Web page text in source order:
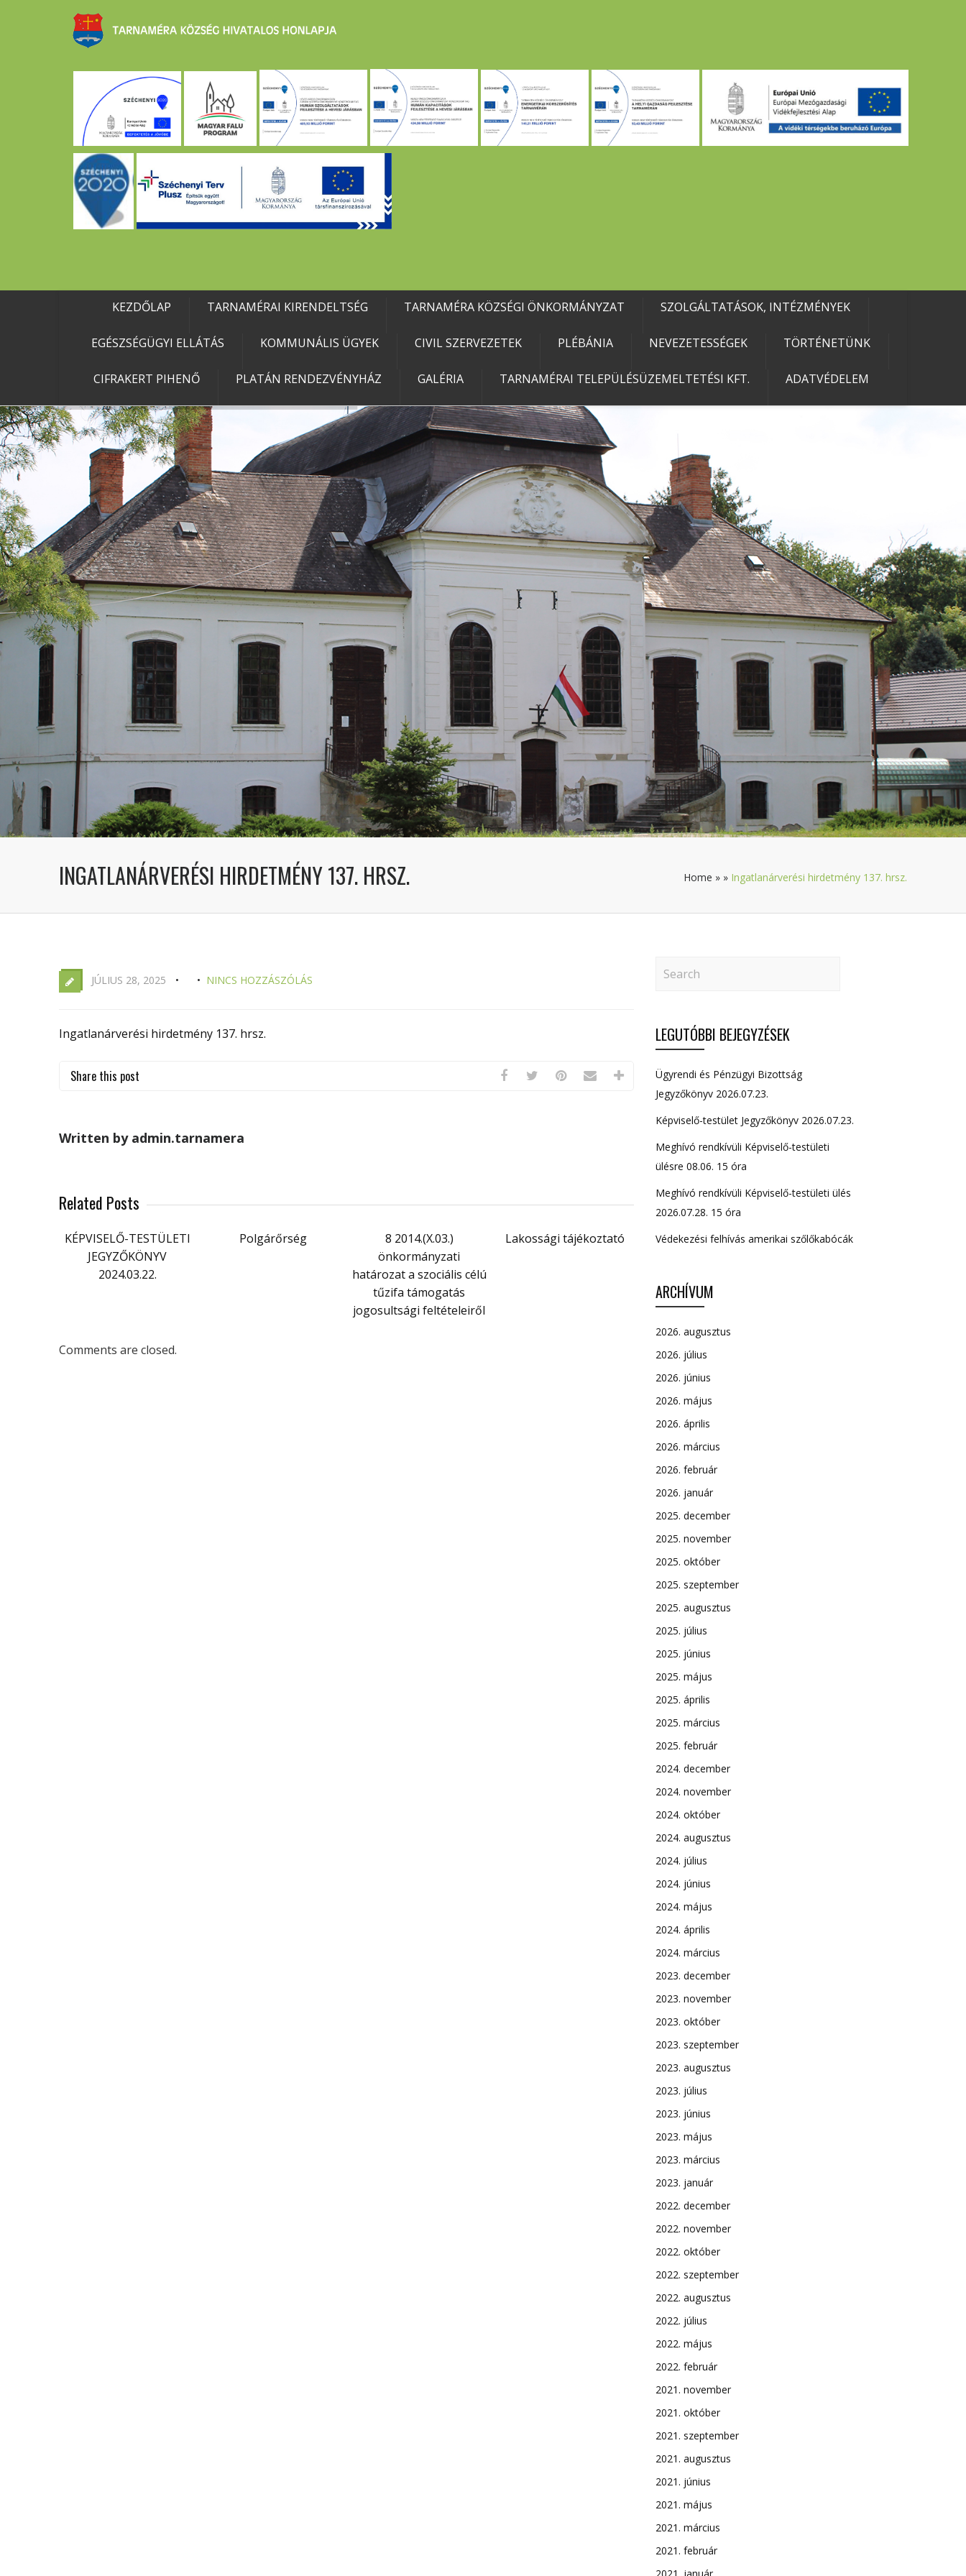
KEZDŐLAP TARNAMÉRAI KIRENDELTSÉG TARNAMÉRA KÖZSÉGI ÖNKORMÁNYZAT SZOLGÁLTATÁSOK, INTÉZMÉNYEK
EGÉSZSÉGÜGYI ELLÁTÁS KOMMUNÁLIS ÜGYEK CIVIL SZERVEZETEK PLÉBÁNIA NEVEZETESSÉGEK TÖRTÉNETÜNK
CIFRAKERT PIHENŐ PLATÁN RENDEZVÉNYHÁZ GALÉRIA TARNAMÉRAI TELEPÜLÉSÜZEMELTETÉSI KFT. ADATVÉDELEM
INGATLANÁRVERÉSI HIRDETMÉNY 137. HRSZ. Home » » Ingatlanárverési hirdetmény 137. hrsz.
JÚLIUS 28, 2025 NINCS HOZZÁSZÓLÁS
Ingatlanárverési hirdetmény 137. hrsz.
Share this post
Written by admin.tarnamera
Related Posts
KÉPVISELŐ-TESTÜLETI
JEGYZŐKÖNYV
2024.03.22.
Polgárőrség
8 2014.(X.03.)
önkormányzati
határozat a szociális célú
tűzifa támogatás
jogosultsági feltételeiről
Lakossági tájékoztató
Comments are closed.
LEGUTÓBBI BEJEGYZÉSEK
Ügyrendi és Pénzügyi Bizottság
Jegyzőkönyv 2026.07.23.
Képviselő-testület Jegyzőkönyv 2026.07.23.
Meghívó rendkívüli Képviselő-testületi
ülésre 08.06. 15 óra
Meghívó rendkívüli Képviselő-testületi ülés
2026.07.28. 15 óra
Védekezési felhívás amerikai szőlőkabócák
ARCHÍVUM
2026. augusztus
2026. július
2026. június
2026. május
2026. április
2026. március
2026. február
2026. január
2025. december
2025. november
2025. október
2025. szeptember
2025. augusztus
2025. július
2025. június
2025. május
2025. április
2025. március
2025. február
2024. december
2024. november
2024. október
2024. augusztus
2024. július
2024. június
2024. május
2024. április
2024. március
2023. december
2023. november
2023. október
2023. szeptember
2023. augusztus
2023. július
2023. június
2023. május
2023. március
2023. január
2022. december
2022. november
2022. október
2022. szeptember
2022. augusztus
2022. július
2022. május
2022. február
2021. november
2021. október
2021. szeptember
2021. augusztus
2021. június
2021. május
2021. március
2021. február